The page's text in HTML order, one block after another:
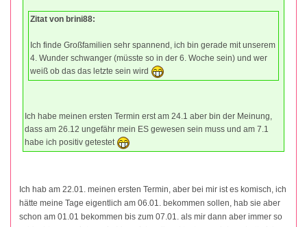
Zitat von brini88:
Ich finde Großfamilien sehr spannend, ich bin gerade mit unserem
4. Wunder schwanger (müsste so in der 6. Woche sein) und wer
weiß ob das das letzte sein wird
Ich habe meinen ersten Termin erst am 24.1 aber bin der Meinung,
dass am 26.12 ungefähr mein ES gewesen sein muss und am 7.1
habe ich positiv getestet
Ich hab am 22.01. meinen ersten Termin, aber bei mir ist es komisch, ich
hätte meine Tage eigentlich am 06.01. bekommen sollen, hab sie aber
schon am 01.01 bekommen bis zum 07.01. als mir dann aber immer so